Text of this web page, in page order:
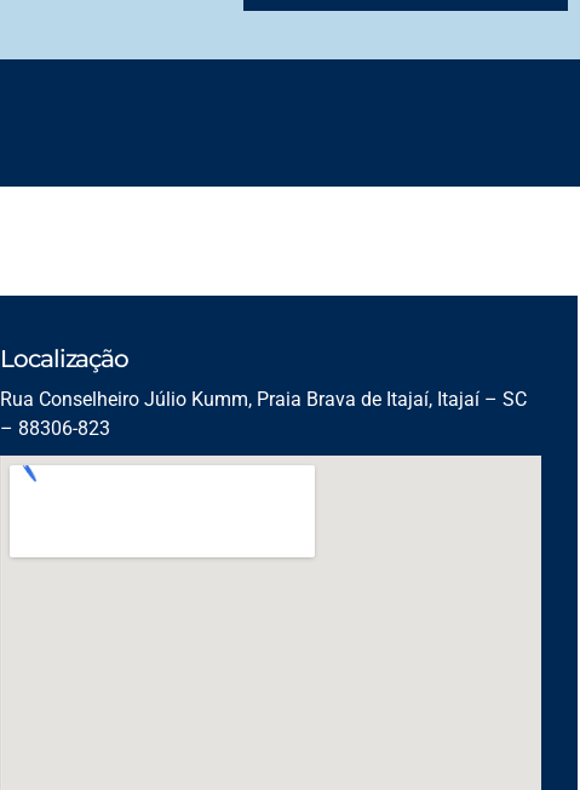
Localização
Rua Conselheiro Júlio Kumm, Praia Brava de Itajaí, Itajaí – SC
– 88306-823